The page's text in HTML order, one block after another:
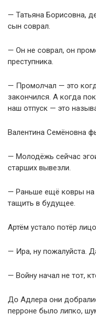
— Татьяна Борисовна,
сын соврал.
— Он не соврал, он
преступника.
— Промолчал — это
закончился. А когда
наш отпуск — это
Валентина Семёновна
— Молодёжь сейчас
старших вывезли.
— Раньше ещё ковры на
тащить в будущее.
Артём устало потёр
— Ира, ну пожалуйста.
— Войну начал не тот,
До Адлера они
перроне было липко,